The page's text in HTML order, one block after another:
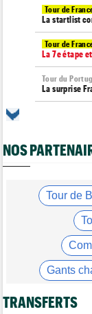
Tour de
La startlist
Tour de
La 7e étape
Tour du
La surprise
Tour de France
Tour de
Kim Le Court
Isaac Del
Tour de
Felix Gall :
Agenda
NOS
Tour de
Gants
TRANSFERTS